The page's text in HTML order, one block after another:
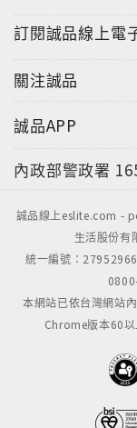
訂閱誠品線上電
關注誠品
誠品APP
內政部警政署
誠品線上eslite.com -
生活股份
統一編號：
本網站已依台灣網站
Chrome版本60